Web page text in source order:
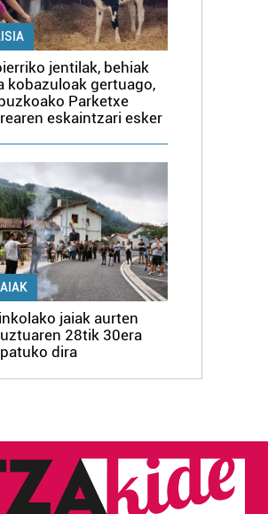
jentilak, behiak
kobazuloak gertuago,
Parketxe
eskaintzari esker
jaiak aurten
28tik 30era
dira